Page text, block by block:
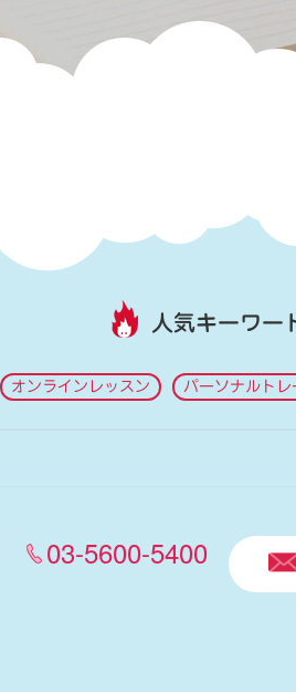
人気キーワー
オンラインレッスン パーソナルトレ
03-5600-5400